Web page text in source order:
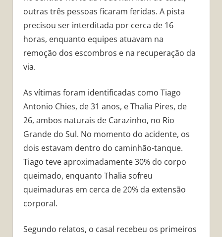
outras três pessoas ficaram feridas. A pista
precisou ser interditada por cerca de 16
horas, enquanto equipes atuavam na
remoção dos escombros e na recuperação da
via.
As vítimas foram identificadas como Tiago
Antonio Chies, de 31 anos, e Thalia Pires, de
26, ambos naturais de Carazinho, no Rio
Grande do Sul. No momento do acidente, os
dois estavam dentro do caminhão-tanque.
Tiago teve aproximadamente 30% do corpo
queimado, enquanto Thalia sofreu
queimaduras em cerca de 20% da extensão
corporal.
Segundo relatos, o casal recebeu os primeiros